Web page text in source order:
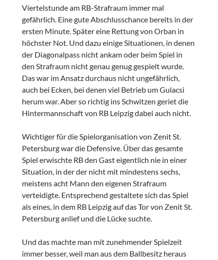
Viertelstunde am RB-Strafraum immer mal
gefährlich. Eine gute Abschlusschance bereits in der
ersten Minute. Später eine Rettung von Orban in
höchster Not. Und dazu einige Situationen, in denen
der Diagonalpass nicht ankam oder beim Spiel in
den Strafraum nicht genau genug gespielt wurde.
Das war im Ansatz durchaus nicht ungefährlich,
auch bei Ecken, bei denen viel Betrieb um Gulacsi
herum war. Aber so richtig ins Schwitzen geriet die
Hintermannschaft von RB Leipzig dabei auch nicht.
Wichtiger für die Spielorganisation von Zenit St.
Petersburg war die Defensive. Über das gesamte
Spiel erwischte RB den Gast eigentlich nie in einer
Situation, in der der nicht mit mindestens sechs,
meistens acht Mann den eigenen Strafraum
verteidigte. Entsprechend gestaltete sich das Spiel
als eines, in dem RB Leipzig auf das Tor von Zenit St.
Petersburg anlief und die Lücke suchte.
Und das machte man mit zunehmender Spielzeit
immer besser, weil man aus dem Ballbesitz heraus